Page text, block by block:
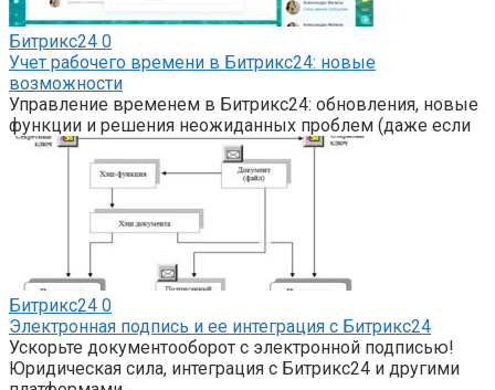
Битрикс24 0
Учет рабочего времени в Битрикс24: новые
возможности
Управление временем в Битрикс24: обновления, новые
функции и решения неожиданных проблем (даже если
Битрикс24 0
Электронная подпись и ее интеграция с Битрикс24
Ускорьте документооборот с электронной подписью!
Юридическая сила, интеграция с Битрикс24 и другими